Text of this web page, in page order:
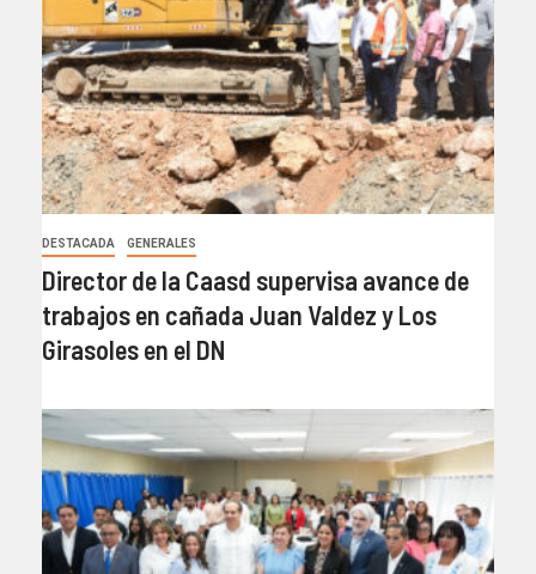
DESTACADA GENERALES
Director de la Caasd supervisa avance de
trabajos en cañada Juan Valdez y Los
Girasoles en el DN